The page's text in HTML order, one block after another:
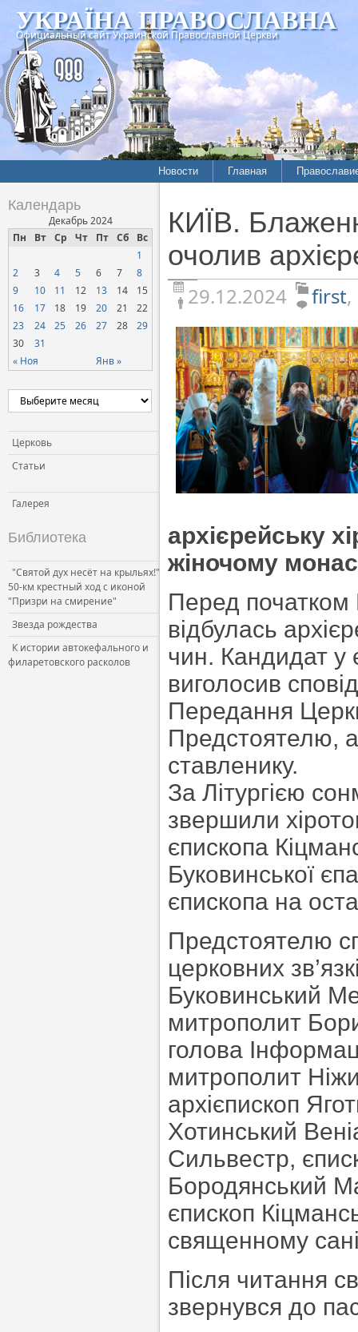
УКРАЇНА ПРАВОСЛАВНА
Официальный сайт Украинской Православной Церкви
Новости
Межконфессиональные
отношения
Нарушения прав
верующих
Официальная хроника
СОЦИАЛЬНОЕ
СЛУЖЕНИЕ
Церковь и власть
Церковь и общество
Церковь и СМИ
Главная
История
Хроники
Календарь
Декабрь 2024
Пн
Вт Ср Чт Пт Сб Вс
« Ноя Янв »
1
2
3 4 5 6 7
8
9
10 11 12 13 14
15
16
17 18 19 20 21
22
23
24 25 26 27 28
29
30
31
Церковь
Статьи
Галерея
Библиотека
"Святой дух несёт на крыльях!"
50-км крестный ход с иконой
"Призри на смирение"
Звезда рождества
К истории автокефального и
филаретовского расколов
КИЇВ.
очолив
29.12.2024 first,
архієрейську
жіночому
Перед початком
відбулась
чин. Кандидат у
виголосив
Передання
Предстоятелю,
ставленику.
За Літургією
звершили
єпископа
Буковинської
єпископа на
Предстоятелю
церковних
Буковинський
митрополит
голова
митрополит
архієпископ
Хотинський
Сильвестр,
Бородянський
єпископ
священному
Після читання
звернувся до